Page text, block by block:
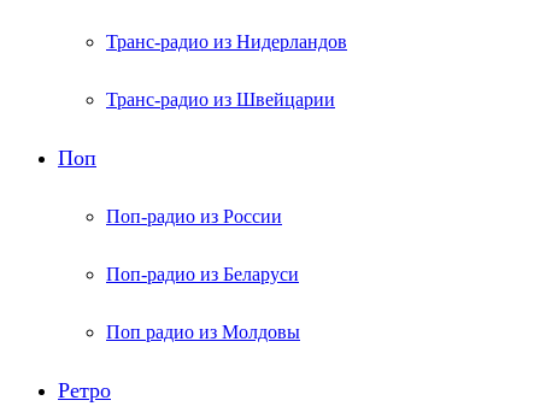
Транс-радио из Нидерландов
Транс-радио из Швейцарии
Поп
Поп-радио из России
Поп-радио из Беларуси
Поп радио из Молдовы
Ретро